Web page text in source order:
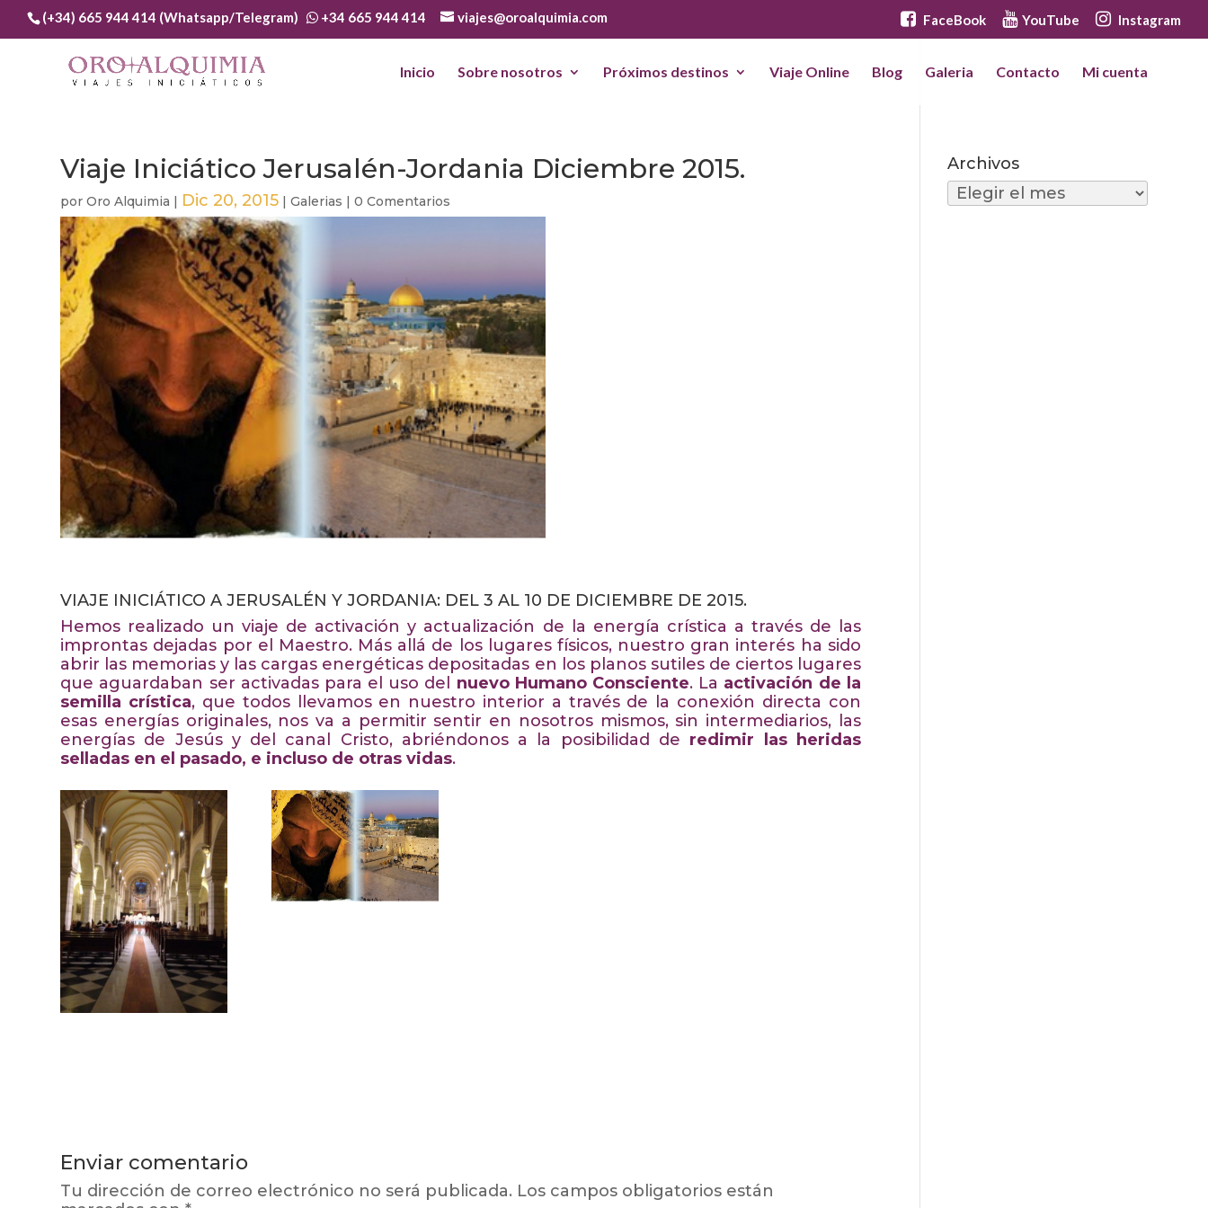
(+34) 665 944 414 (Whatsapp/Telegram) +34 665 944 414 viajes@oroalquimia.com FaceBook YouTube Instagram
Inicio Sobre nosotros Próximos destinos Viaje Online Blog Galeria Contacto Mi cuenta
Viaje Iniciático Jerusalén-Jordania Diciembre 2015.
porOro Alquimia | Dic 20, 2015 |Galerias |0 Comentarios
VIAJE INICIÁTICO A JERUSALÉN Y JORDANIA: DEL 3 AL 10 DE DICIEMBRE DE 2015.
Hemos realizado un viaje de activación y actualización de la energía crística a través de las
improntas dejadas por el Maestro. Más allá de los lugares físicos, nuestro gran interés ha sido
abrir las memorias y las cargas energéticas depositadas en los planos sutiles de ciertos lugares
que aguardaban ser activadas para el uso del nuevo Humano Consciente. La activación de la
semilla crística, que todos llevamos en nuestro interior a través de la conexión directa con
esas energías originales, nos va a permitir sentir en nosotros mismos, sin intermediarios, las
energías de Jesús y del canal Cristo, abriéndonos a la posibilidad de redimir las heridas
selladas en el pasado, e incluso de otras vidas.
Enviar comentario
Tu dirección de correo electrónico no será publicada. Los campos obligatorios están
Archivos
Archivos